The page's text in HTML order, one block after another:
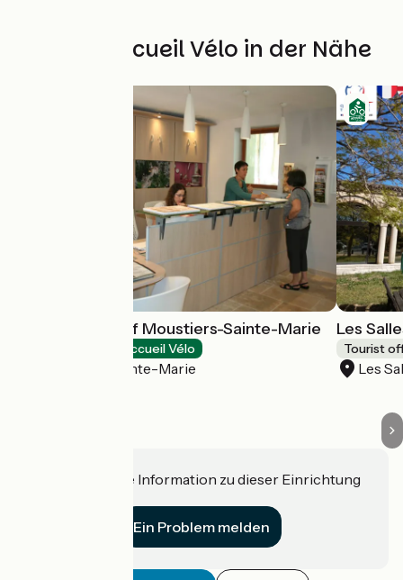
Weitere Accueil Vélo in der Nähe
Tourist Office of Moustiers-Sainte-Marie
Accueil Vélo
Moustiers-Sainte-Marie
Les
Tourist
Les
Haben Sie eine Information zu dieser Einrichtung
Ein Problem melden